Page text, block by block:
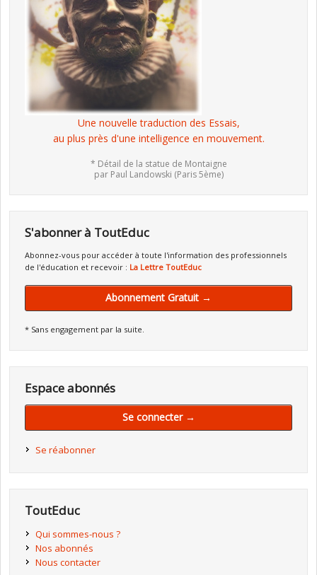
Une nouvelle traduction des Essais,
au plus près d'une intelligence en mouvement.
* Détail de la statue de Montaigne
par Paul Landowski (Paris 5ème)
S'abonner à ToutEduc
Abonnez-vous pour accéder à toute l'information des professionnels
de l'éducation et recevoir : La Lettre ToutEduc
Abonnement Gratuit →
* Sans engagement par la suite.
Espace abonnés
Se connecter →
Se réabonner
ToutEduc
Qui sommes-nous ?
Nos abonnés
Nous contacter